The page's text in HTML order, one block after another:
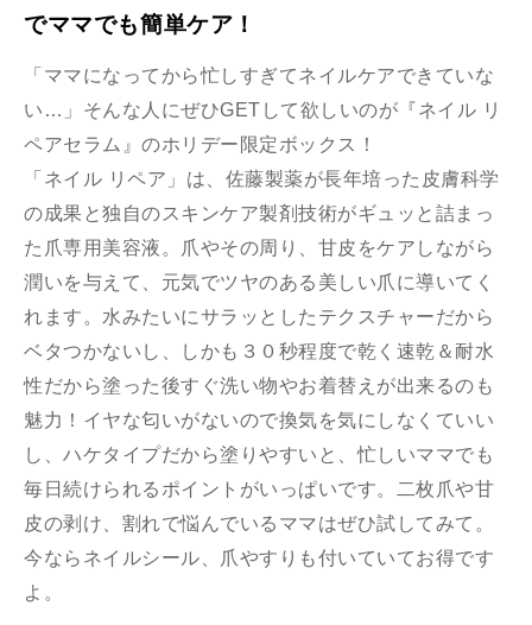
でママでも簡単ケア！
「ママになってから忙しすぎてネイルケアできていな
い…」そんな人にぜひGETして欲しいのが『ネイル リ
ペアセラム』のホリデー限定ボックス！
「ネイル リペア」は、佐藤製薬が長年培った皮膚科学
の成果と独自のスキンケア製剤技術がギュッと詰まっ
た爪専用美容液。爪やその周り、甘皮をケアしながら
潤いを与えて、元気でツヤのある美しい爪に導いてく
れます。水みたいにサラッとしたテクスチャーだから
ベタつかないし、しかも３０秒程度で乾く速乾＆耐水
性だから塗った後すぐ洗い物やお着替えが出来るのも
魅力！イヤな匂いがないので換気を気にしなくていい
し、ハケタイプだから塗りやすいと、忙しいママでも
毎日続けられるポイントがいっぱいです。二枚爪や甘
皮の剥け、割れで悩んでいるママはぜひ試してみて。
今ならネイルシール、爪やすりも付いていてお得です
よ。